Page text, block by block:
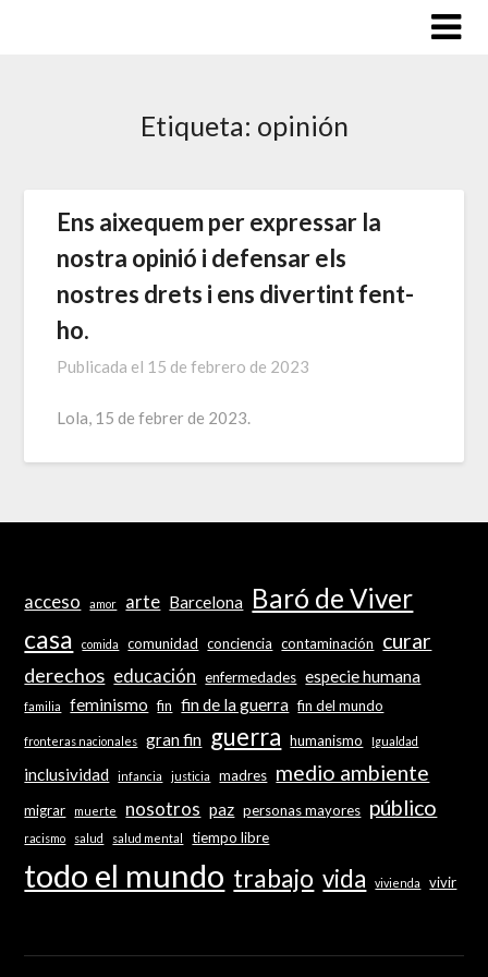
Etiqueta: opinión
Ens aixequem per expressar la
nostra opinió i defensar els
nostres drets i ens divertint fent-
ho.
Publicada el 15 de febrero de 2023
Lola, 15 de febrer de 2023.
acceso amor arte Barcelona Baró de Viver
casa comida comunidad conciencia contaminación curar
derechos educación enfermedades especie humana
familia feminismo fin fin de la guerra fin del mundo
fronteras nacionales gran fin guerra humanismo Igualdad
inclusividad infancia justicia madres medio ambiente
migrar muerte nosotros paz personas mayores público
racismo salud salud mental tiempo libre
todo el mundo trabajo vida vivienda vivir